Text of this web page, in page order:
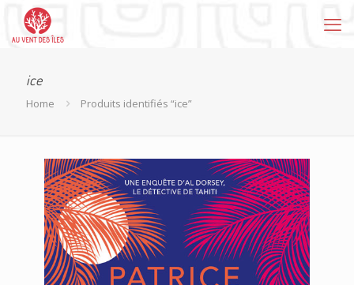
ice
Home Produits identifiés “ice”